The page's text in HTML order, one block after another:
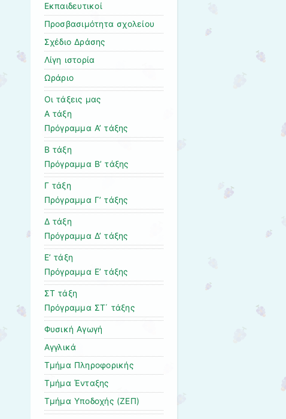
Εκπαιδευτικοί
Προσβασιμότητα σχολείου
Σχέδιο Δράσης
Λίγη ιστορία
Ωράριο
Οι τάξεις μας
Α τάξη
Πρόγραμμα Α’ τάξης
Β τάξη
Πρόγραμμα Β’ τάξης
Γ τάξη
Πρόγραμμα Γ’ τάξης
Δ τάξη
Πρόγραμμα Δ’ τάξης
Ε’ τάξη
Πρόγραμμα Ε’ τάξης
ΣΤ τάξη
Πρόγραμμα ΣΤ΄ τάξης
Φυσική Αγωγή
Αγγλικά
Τμήμα Πληροφορικής
Τμήμα Ένταξης
Τμήμα Υποδοχής (ΖΕΠ)